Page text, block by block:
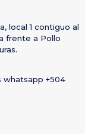
local 1 contiguo al
frente a Pollo
whatsapp +504